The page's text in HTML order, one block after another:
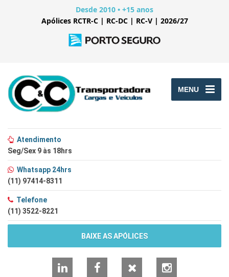
Desde 2010 • +15 anos
Apólices RCTR-C | RC-DC | RC-V | 2026/27
MENU
Atendimento
Seg/Sex 9 às 18hrs
Whatsapp 24hrs
(11) 97414-8311
Telefone
(11) 3522-8221
BAIXE AS APÓLICES
LinkedInFacebook Instagram